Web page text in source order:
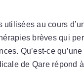
utilisées au cours
brèves qui
Qu’est-ce
de Qare répond